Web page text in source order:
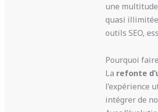
une
quasi
outils SEO,
Pourquoi
La refonte
l’expérience
intégrer de